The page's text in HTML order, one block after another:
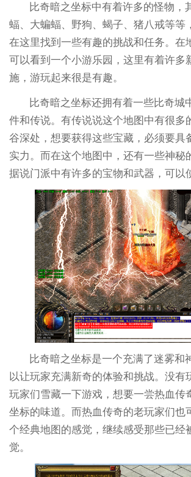
比奇暗之坐标中有着许多的怪物，
蝠、大蝙蝠、野狗、蝎子、猪八戒等等
在这里找到一些有趣的挑战和任务。在
可以看到一个小游乐园，这里有着许多
施，游玩起来很是有趣。
比奇暗之坐标还拥有着一些比奇城
件和传说。有传说说这个地图中有很多
谷深处，想要获得这些宝藏，必须要具
实力。而在这个地图中，还有一些神秘
据说门派中有许多的宝物和武器，可以
比奇暗之坐标是一个充满了迷雾和
以让玩家充满新奇的体验和挑战。没有
玩家们雪藏一下游戏，想要一尝热血传
坐标的味道。而热血传奇的老玩家们也
个经典地图的感觉，继续感受那些已经
觉。